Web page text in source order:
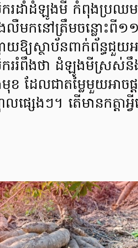
រដាំដំឡូងមី កំពុងប្រឈម
លឺមកនៅត្រឹមចន្លោះពី
យឱ្យស្ថាប័នពាក់ព័ន្ធជួយ
ររំពឹងថា ដំឡូងមីស្រស់នឹ
មុខ ដែលជាតម្លៃមួយអា
សេងៗ។ តើមានកត្តាអ្វី